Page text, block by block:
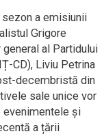
a emisiunii
Grigore
al Partidului
CD), Liviu Petrina
decembristă din
sale unice vor
evenimentele și
a țării